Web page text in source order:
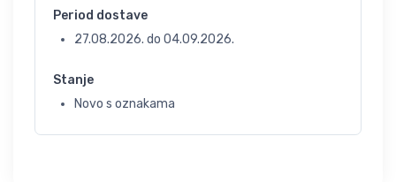
Period dostave
27.08.2026. do 04.09.2026.
Stanje
Novo s oznakama